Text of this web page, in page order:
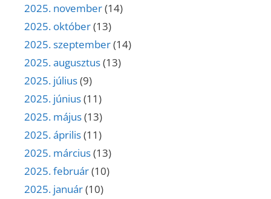
2025. november(14)
2025. október(13)
2025. szeptember(14)
2025. augusztus(13)
2025. július(9)
2025. június(11)
2025. május(13)
2025. április(11)
2025. március(13)
2025. február(10)
2025. január(10)